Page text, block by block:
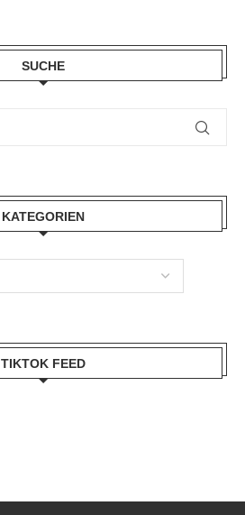
SUCHE
KATEGORIEN
TIKTOK FEED